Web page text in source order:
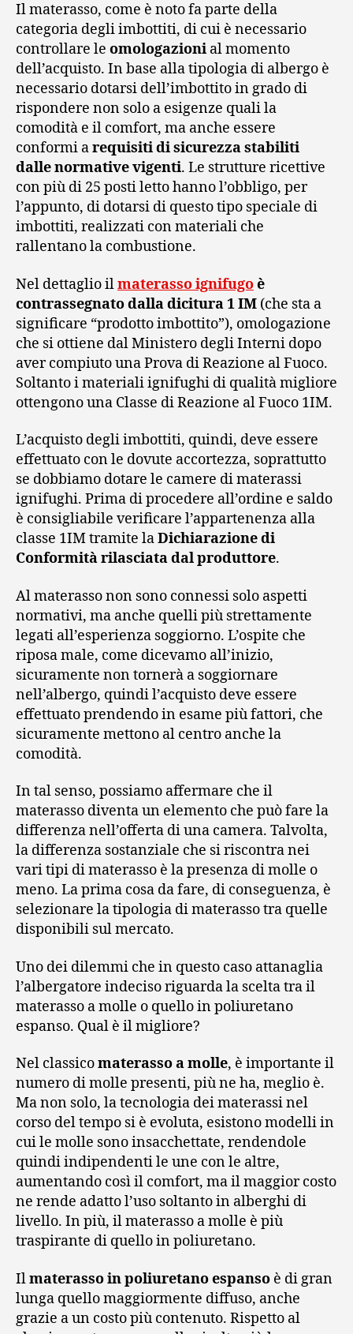
Il materasso, come è noto fa parte della
categoria degli imbottiti, di cui è necessario
controllare le omologazioni al momento
dell’acquisto. In base alla tipologia di albergo è
necessario dotarsi dell’imbottito in grado di
rispondere non solo a esigenze quali la
comodità e il comfort, ma anche essere
conformi arequisiti di sicurezza stabiliti
dalle normative vigenti. Le strutture ricettive
con più di 25 posti letto hanno l’obbligo, per
l’appunto, di dotarsi di questo tipo speciale di
imbottiti, realizzati con materiali che
rallentano la combustione.
Nel dettaglio ilmaterasso ignifugoè
contrassegnato dalla dicitura 1 IM (che sta a
significare “prodotto imbottito”), omologazione
che si ottiene dal Ministero degli Interni dopo
aver compiuto una Prova di Reazione al Fuoco.
Soltanto i materiali ignifughi di qualità migliore
ottengono una Classe di Reazione al Fuoco 1IM.
L’acquisto degli imbottiti, quindi, deve essere
effettuato con le dovute accortezza, soprattutto
se dobbiamo dotare le camere di materassi
ignifughi. Prima di procedere all’ordine e saldo
è consigliabile verificare l’appartenenza alla
classe 1IM tramite laDichiarazione di
Conformità rilasciata dal produttore.
Al materasso non sono connessi solo aspetti
normativi, ma anche quelli più strettamente
legati all’esperienza soggiorno. L’ospite che
riposa male, come dicevamo all’inizio,
sicuramente non tornerà a soggiornare
nell’albergo, quindi l’acquisto deve essere
effettuato prendendo in esame più fattori, che
sicuramente mettono al centro anche la
comodità.
In tal senso, possiamo affermare che il
materasso diventa un elemento che può fare la
differenza nell’offerta di una camera. Talvolta,
la differenza sostanziale che si riscontra nei
vari tipi di materasso è la presenza di molle o
meno. La prima cosa da fare, di conseguenza, è
selezionare la tipologia di materasso tra quelle
disponibili sul mercato.
Uno dei dilemmi che in questo caso attanaglia
l’albergatore indeciso riguarda la scelta tra il
materasso a molle o quello in poliuretano
espanso. Qual è il migliore?
Nel classicomaterasso a molle, è importante il
numero di molle presenti, più ne ha, meglio è.
Ma non solo, la tecnologia dei materassi nel
corso del tempo si è evoluta, esistono modelli in
cui le molle sono insacchettate, rendendole
quindi indipendenti le une con le altre,
aumentando così il comfort, ma il maggior costo
ne rende adatto l’uso soltanto in alberghi di
livello. In più, il materasso a molle è più
traspirante di quello in poliuretano.
Ilmaterasso in poliuretano espanso è di gran
lunga quello maggiormente diffuso, anche
grazie a un costo più contenuto. Rispetto al